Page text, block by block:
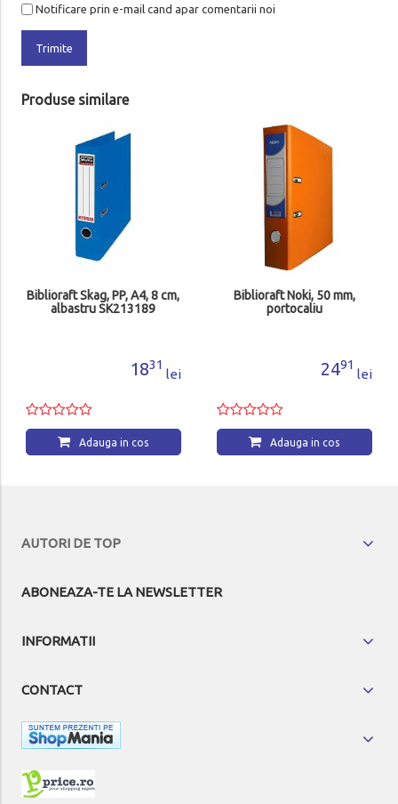
Notificare prin e-mail cand apar comentarii noi
Trimite
Produse similare
Biblioraft Skag, PP, A4, 8 cm,
albastru SK213189
1831
lei
Adauga in cos
Biblioraft Noki, 50 mm,
portocaliu
2491
lei
Adauga in cos
AUTORI DE TOP
ABONEAZA-TE LA NEWSLETTER
INFORMATII
CONTACT